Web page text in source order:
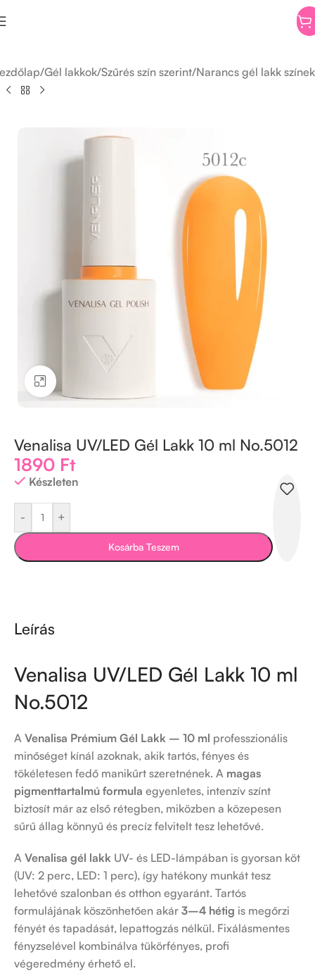
/Gél lakkok/Szűrés szín szerint/Narancs gél lakk színek
Kattintson a nagyításhoz
Venalisa UV/LED Gél Lakk 10 ml No.5012
1890 Ft
Készleten
- +
Kosárba Teszem
Leírás
Venalisa UV/LED Gél Lakk 10 ml
No.5012
A Venalisa Prémium Gél Lakk – 10 ml professzionális
minőséget kínál azoknak, akik tartós, fényes és
tökéletesen fedő manikűrt szeretnének. A magas
pigmenttartalmú formula egyenletes, intenzív színt
biztosít már az első rétegben, miközben a közepesen
sűrű állag könnyű és precíz felvitelt tesz lehetővé.
A Venalisa gél lakk UV- és LED-lámpában is gyorsan köt
(UV: 2 perc, LED: 1 perc), így hatékony munkát tesz
lehetővé szalonban és otthon egyaránt. Tartós
formulájának köszönhetően akár 3–4 hétig is megőrzi
fényét és tapadását, lepattogzás nélkül. Fixálásmentes
fényzselével kombinálva tükörfényes, profi
végeredmény érhető el.